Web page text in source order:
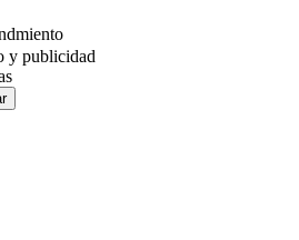
y publicidad